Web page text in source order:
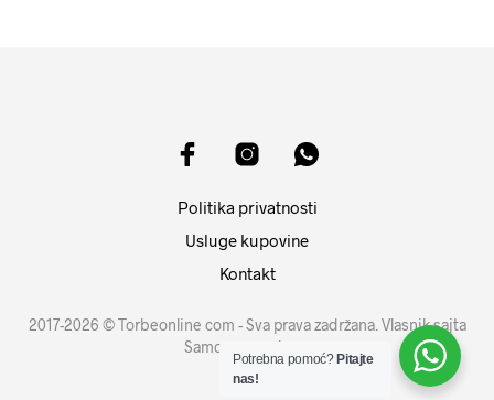
Politika privatnosti
Usluge kupovine
Kontakt
2017-2026 © Torbeonline com - Sva prava zadržana. Vlasnik sajta
Samouprava d.o.o.
Potrebna pomoć? Pitajte
nas!